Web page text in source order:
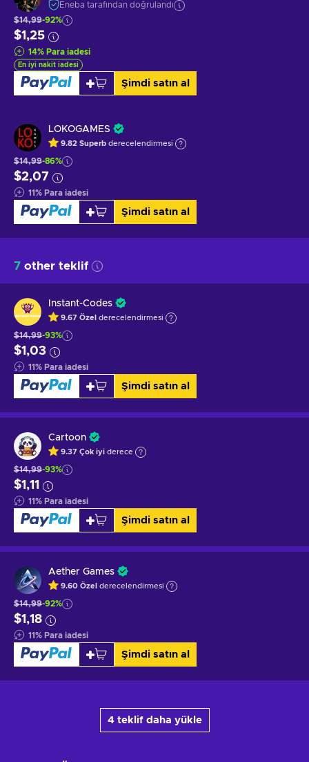
Eneba tarafından doğrulandı
$14,99-92%
$1,25
14% Para iadesi
En iyi nakit iadesi
Şimdi satın al
LOKOGAMES
9.82 Superb derecelendirmesi
$14,99-86%
$2,07
11% Para iadesi
Şimdi satın al
7 other teklif
Instant-Codes
9.67 Özel derecelendirmesi
$14,99-93%
$1,03
11% Para iadesi
Şimdi satın al
Cartoon
9.37 Çok iyi derece
$14,99-93%
$1,11
11% Para iadesi
Şimdi satın al
Aether Games
9.60 Özel derecelendirmesi
$14,99-92%
$1,18
11% Para iadesi
Şimdi satın al
4 teklif daha yükle